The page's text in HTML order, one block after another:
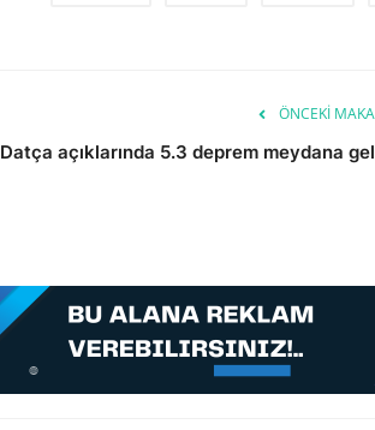
ÖNCEKI
Datça açıklarında 5.3 deprem meydana